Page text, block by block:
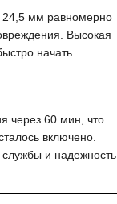
24,5 мм равномерно
Высокая
начать
через 60 мин, что
включено.
и надежность